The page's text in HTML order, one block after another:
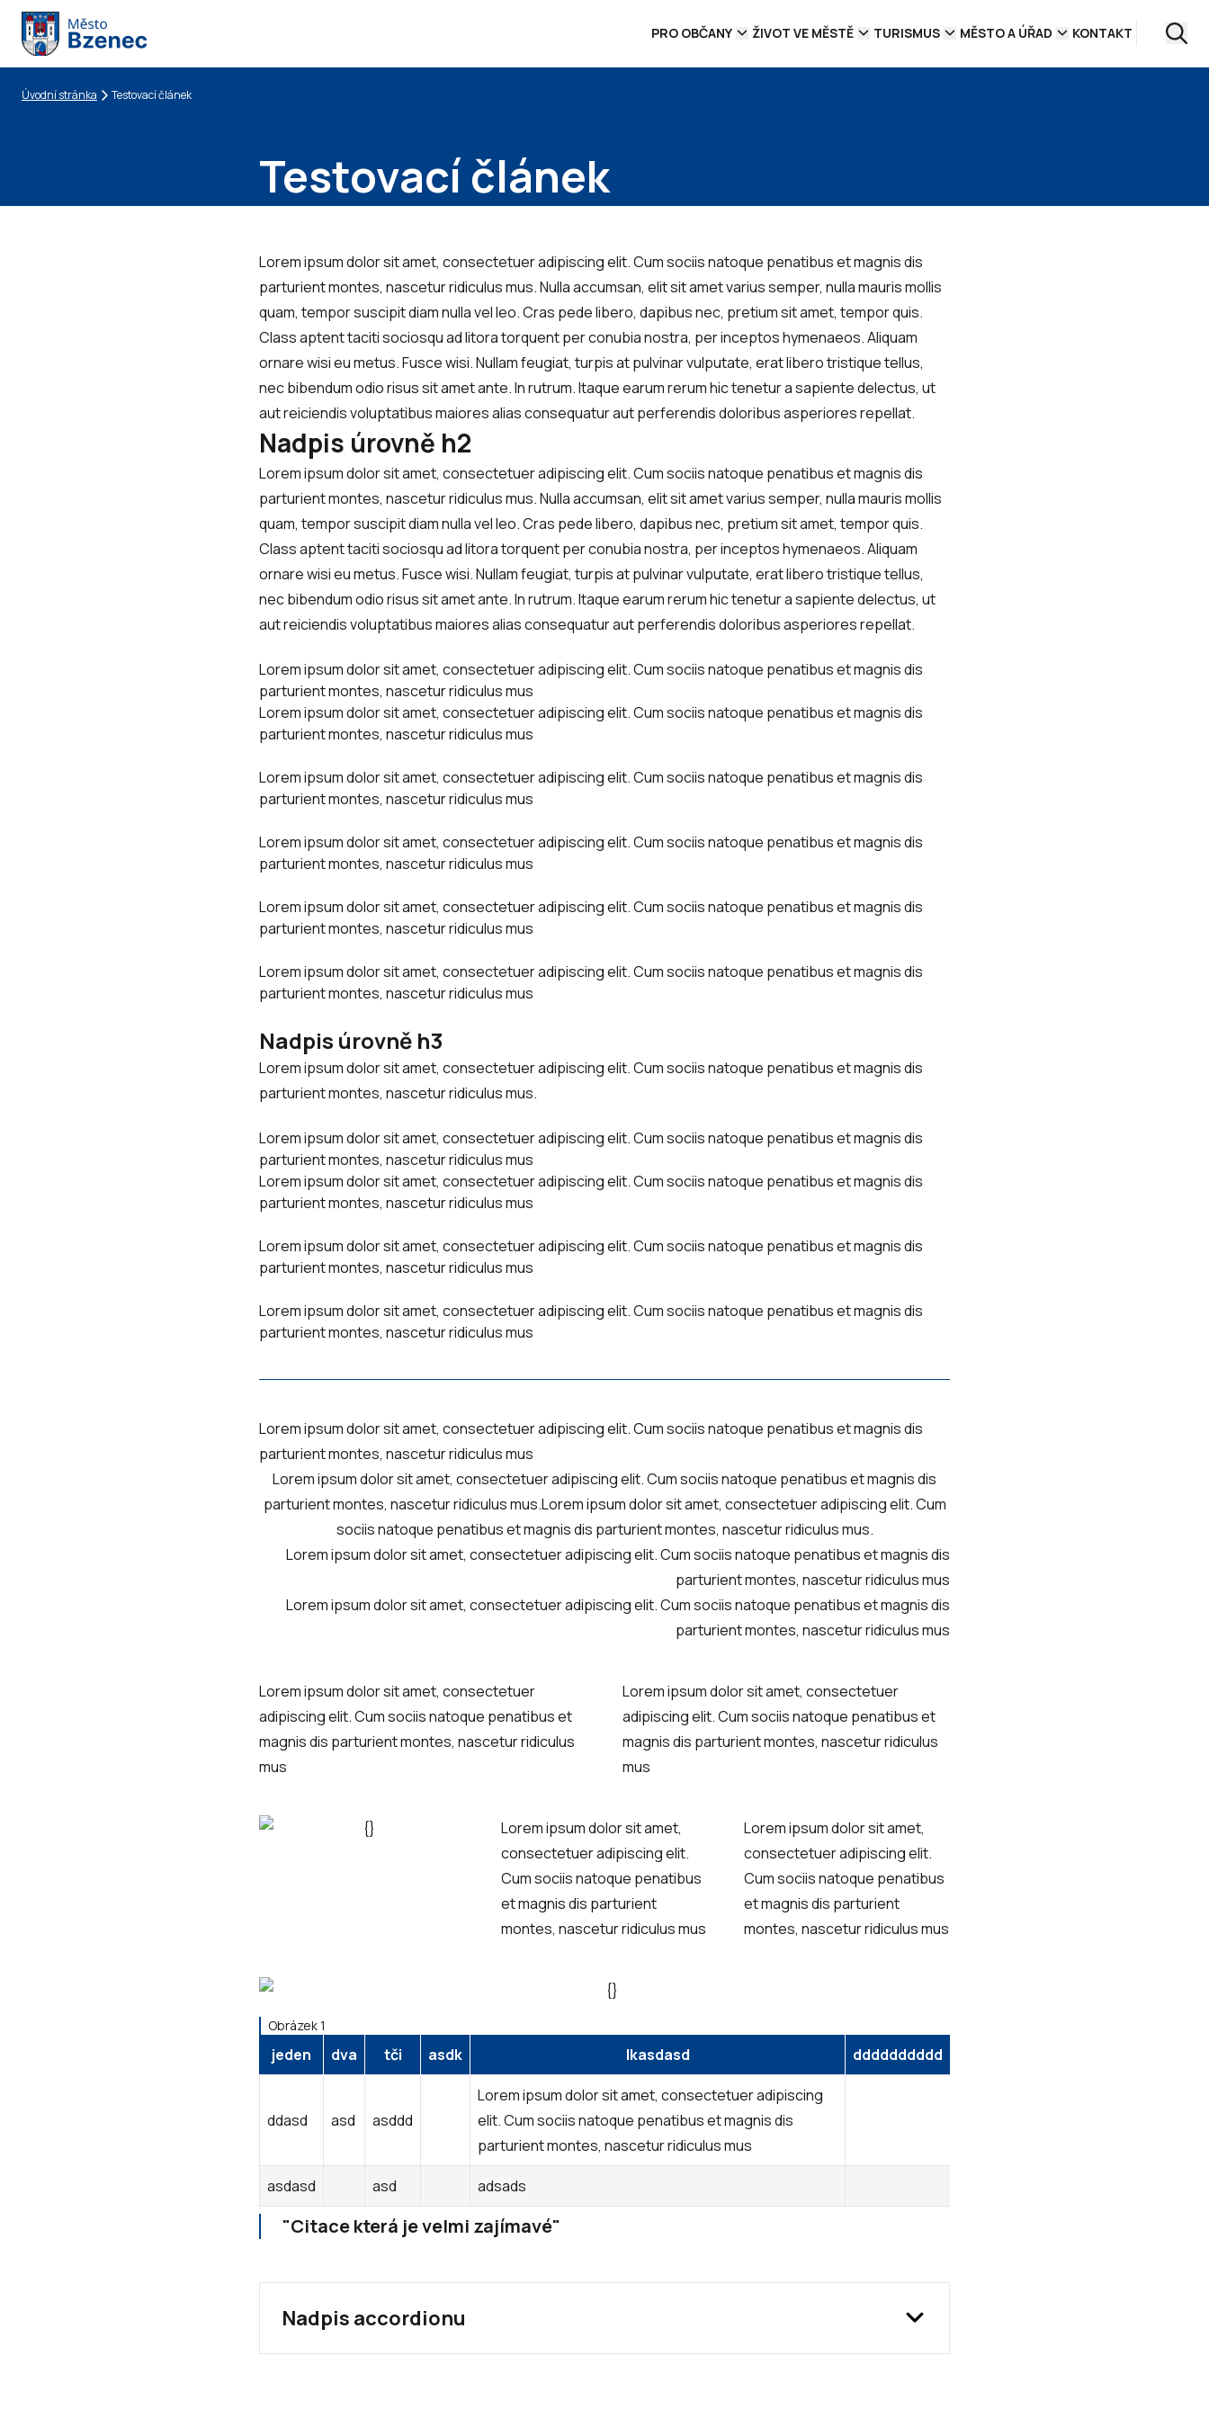
PRO OBČANY ŽIVOT VE MĚSTĚ TURISMUS MĚSTO A ÚŘAD KONTAKT
Drobečková navigace
Úvodní stránka Testovací článek
Testovací článek
Lorem ipsum dolor sit amet, consectetuer adipiscing elit. Cum sociis natoque penatibus et magnis dis
parturient montes, nascetur ridiculus mus. Nulla accumsan, elit sit amet varius semper, nulla mauris mollis
quam, tempor suscipit diam nulla vel leo. Cras pede libero, dapibus nec, pretium sit amet, tempor quis.
Class aptent taciti sociosqu ad litora torquent per conubia nostra, per inceptos hymenaeos. Aliquam
ornare wisi eu metus. Fusce wisi. Nullam feugiat, turpis at pulvinar vulputate, erat libero tristique tellus,
nec bibendum odio risus sit amet ante. In rutrum. Itaque earum rerum hic tenetur a sapiente delectus, ut
aut reiciendis voluptatibus maiores alias consequatur aut perferendis doloribus asperiores repellat.
Nadpis úrovně h2
Lorem ipsum dolor sit amet, consectetuer adipiscing elit. Cum sociis natoque penatibus et magnis dis
parturient montes, nascetur ridiculus mus. Nulla accumsan, elit sit amet varius semper, nulla mauris mollis
quam, tempor suscipit diam nulla vel leo. Cras pede libero, dapibus nec, pretium sit amet, tempor quis.
Class aptent taciti sociosqu ad litora torquent per conubia nostra, per inceptos hymenaeos. Aliquam
ornare wisi eu metus. Fusce wisi. Nullam feugiat, turpis at pulvinar vulputate, erat libero tristique tellus,
nec bibendum odio risus sit amet ante. In rutrum. Itaque earum rerum hic tenetur a sapiente delectus, ut
aut reiciendis voluptatibus maiores alias consequatur aut perferendis doloribus asperiores repellat.
Lorem ipsum dolor sit amet, consectetuer adipiscing elit. Cum sociis natoque penatibus et magnis dis
parturient montes, nascetur ridiculus mus
Lorem ipsum dolor sit amet, consectetuer adipiscing elit. Cum sociis natoque penatibus et magnis dis
parturient montes, nascetur ridiculus mus
Lorem ipsum dolor sit amet, consectetuer adipiscing elit. Cum sociis natoque penatibus et magnis dis
parturient montes, nascetur ridiculus mus
Lorem ipsum dolor sit amet, consectetuer adipiscing elit. Cum sociis natoque penatibus et magnis dis
parturient montes, nascetur ridiculus mus
Lorem ipsum dolor sit amet, consectetuer adipiscing elit. Cum sociis natoque penatibus et magnis dis
parturient montes, nascetur ridiculus mus
Lorem ipsum dolor sit amet, consectetuer adipiscing elit. Cum sociis natoque penatibus et magnis dis
parturient montes, nascetur ridiculus mus
Nadpis úrovně h3
Lorem ipsum dolor sit amet, consectetuer adipiscing elit. Cum sociis natoque penatibus et magnis dis
parturient montes, nascetur ridiculus mus.
Lorem ipsum dolor sit amet, consectetuer adipiscing elit. Cum sociis natoque penatibus et magnis dis
parturient montes, nascetur ridiculus mus
Lorem ipsum dolor sit amet, consectetuer adipiscing elit. Cum sociis natoque penatibus et magnis dis
parturient montes, nascetur ridiculus mus
Lorem ipsum dolor sit amet, consectetuer adipiscing elit. Cum sociis natoque penatibus et magnis dis
parturient montes, nascetur ridiculus mus
Lorem ipsum dolor sit amet, consectetuer adipiscing elit. Cum sociis natoque penatibus et magnis dis
parturient montes, nascetur ridiculus mus
Lorem ipsum dolor sit amet, consectetuer adipiscing elit. Cum sociis natoque penatibus et magnis dis
parturient montes, nascetur ridiculus mus
Lorem ipsum dolor sit amet, consectetuer adipiscing elit. Cum sociis natoque penatibus et magnis dis
parturient montes, nascetur ridiculus mus.Lorem ipsum dolor sit amet, consectetuer adipiscing elit. Cum
sociis natoque penatibus et magnis dis parturient montes, nascetur ridiculus mus.
Lorem ipsum dolor sit amet, consectetuer adipiscing elit. Cum sociis natoque penatibus et magnis dis
parturient montes, nascetur ridiculus mus
Lorem ipsum dolor sit amet, consectetuer adipiscing elit. Cum sociis natoque penatibus et magnis dis
parturient montes, nascetur ridiculus mus
Lorem ipsum dolor sit amet, consectetuer
adipiscing elit. Cum sociis natoque penatibus et
magnis dis parturient montes, nascetur ridiculus
mus
Lorem ipsum dolor sit amet, consectetuer
adipiscing elit. Cum sociis natoque penatibus et
magnis dis parturient montes, nascetur ridiculus
mus
Lorem ipsum dolor sit amet,
consectetuer adipiscing elit.
Cum sociis natoque penatibus
et magnis dis parturient
montes, nascetur ridiculus mus
Lorem ipsum dolor sit amet,
consectetuer adipiscing elit.
Cum sociis natoque penatibus
et magnis dis parturient
montes, nascetur ridiculus mus
Obrázek 1
jeden dva tči asdk lkasdasd dddddddddd
ddasd asd asddd
Lorem ipsum dolor sit amet, consectetuer adipiscing
elit. Cum sociis natoque penatibus et magnis dis
parturient montes, nascetur ridiculus mus
asdasd asd adsads
Citace která je velmi zajímavé
Nadpis accordionu